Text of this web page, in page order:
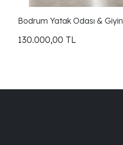
Bodrum Yatak Odası &
130.000,00 TL